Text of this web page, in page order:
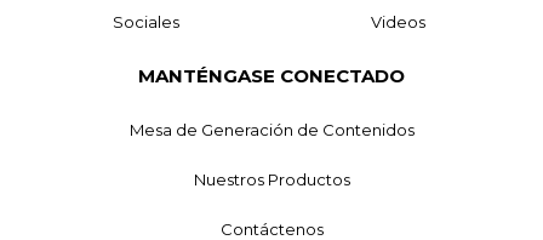
Sociales Videos
MANTÉNGASE CONECTADO
Mesa de Generación de Contenidos
Nuestros Productos
Contáctenos